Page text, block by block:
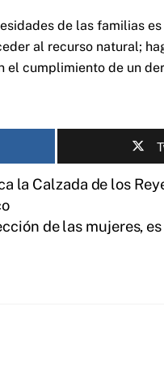
de las familias
al recurso natural;
cumplimiento de un
la Calzada de los
de las mujeres,